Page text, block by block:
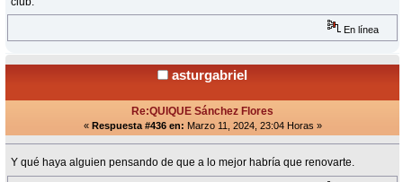
En línea
asturgabriel
Re:QUIQUE Sánchez Flores
« Respuesta #436 en: Marzo 11, 2024, 23:04 Horas »
Y qué haya alguien pensando de que a lo mejor habría que renovarte.